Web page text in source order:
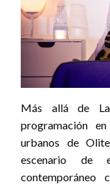
Más allá de
programación
urbanos de
escenario de
contemporáneo